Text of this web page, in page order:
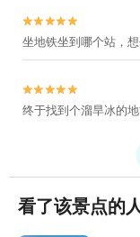


坐地铁坐到哪个站，


终于找到个溜旱冰的
看了该景点的